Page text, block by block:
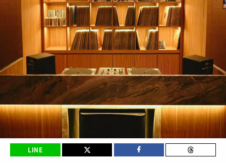
STYLES
TOP
/ スタイルトップ
STYLE IDEA/ コーデのアイデア
STYLE SNAP/ ストリートスナップ
BEAUTY
TOP/ ビューティートップ
COSMETICS/ コスメアイテム
SNEAKER MIX / スニーカーMIX
KOREAN COSME
MAKE UP/ チュートリアル
FEATURE
TOP
/ 特集トップ
COLUMNS/ コラム
/ ファション
SHOPS / ショップ情報
CULTURE
TOP/ カルチャートップ
MUSIC/ 音楽
MOVIE/ 映画・ドラマ
ABOUT
SNKRGIRLとは
LINE